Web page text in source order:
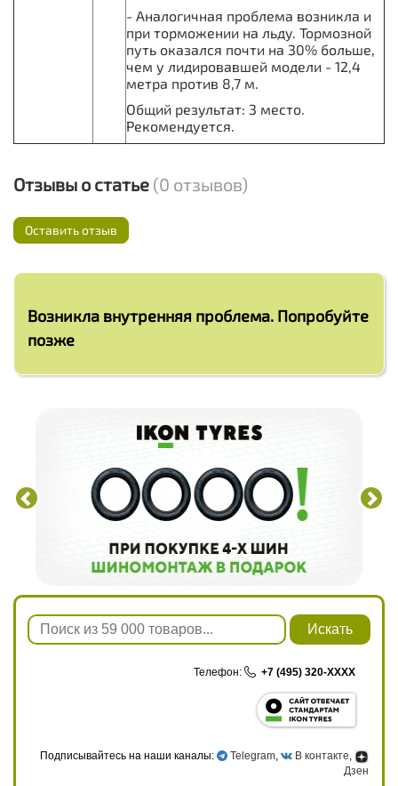
- Аналогичная проблема возникла и
при торможении на льду. Тормозной
путь оказался почти на 30% больше,
чем у лидировавшей модели - 12,4
метра против 8,7 м.
Общий результат: 3 место.
Рекомендуется.
Отзывы о статье (0 отзывов)
Оставить отзыв
Возникла внутренняя проблема. Попробуйте
позже
Искать
Телефон: +7 (495) 320-XXXX
Подписывайтесь на наши каналы: Telegram, В контакте,
Дзен